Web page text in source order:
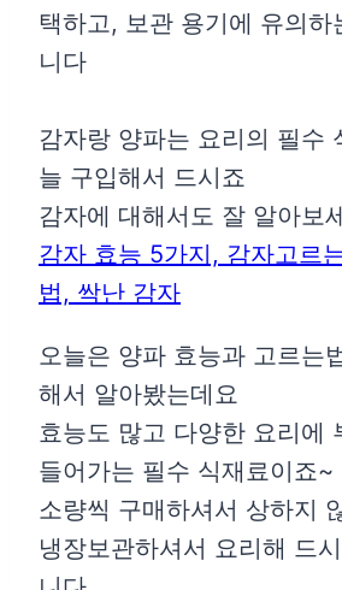
택하고, 보관 용기에 유의하
니다
감자랑 양파는 요리의 필수
늘 구입해서 드시죠
감자에 대해서도 잘 알아보
감자 효능 5가지, 감자고르
법, 싹난 감자
오늘은 양파 효능과 고르는
해서 알아봤는데요
효능도 많고 다양한 요리에
들어가는 필수 식재료이죠~
소량씩 구매하셔서 상하지
냉장보관하셔서 요리해 드